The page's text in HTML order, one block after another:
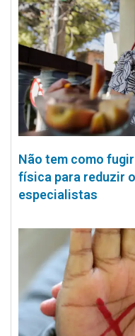
Não tem como
física para reduzir
especialistas